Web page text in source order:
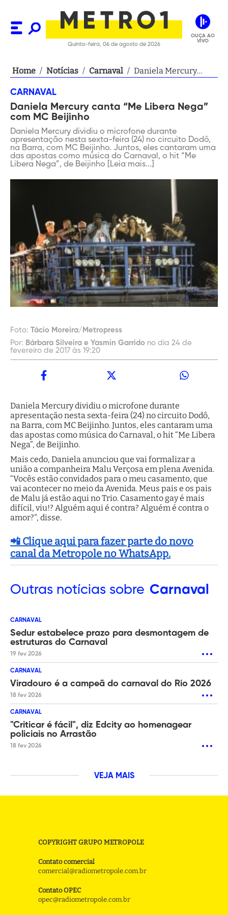
Quinta-feira, 06 de agosto de 2026
OUÇA AO
VIVO
Home / Notícias / Carnaval / Daniela Mercury
Beijinho
CARNAVAL
Daniela Mercury canta “Me Libera Nega”
com MC Beijinho
Daniela Mercury dividiu o microfone durante
apresentação nesta sexta-feira (24) no circuito Dodô,
na Barra, com MC Beijinho. Juntos, eles cantaram uma
das apostas como música do Carnaval, o hit “Me
Libera Nega”, de Beijinho [Leia mais...]
Foto: Tácio Moreira/Metropress
Por: Bárbara Silveira e Yasmin Garrido no dia 24 de
fevereiro de 2017 às 19:20
Daniela Mercury dividiu o microfone durante
apresentação nesta sexta-feira (24) no circuito Dodô,
na Barra, com MC Beijinho. Juntos, eles cantaram uma
das apostas como música do Carnaval, o hit “Me Libera
Nega”, de Beijinho.
Mais cedo, Daniela anunciou que vai formalizar a
união a companheira Malu Verçosa em plena Avenida.
“Vocês estão convidados para o meu casamento, que
vai acontecer no meio da Avenida. Meus pais e os pais
de Malu já estão aqui no Trio. Casamento gay é mais
difícil, viu!? Alguém aqui é contra? Alguém é contra o
amor?", disse.
📲 Clique aqui para fazer parte do novo
canal da Metropole no WhatsApp.
Outras notícias sobre Carnaval
CARNAVAL
Sedur estabelece prazo para desmontagem de
estruturas do Carnaval
19 fev 2026
CARNAVAL
Viradouro é a campeã do carnaval do Rio 2026
18 fev 2026
CARNAVAL
"Criticar é fácil", diz Edcity ao homenagear
policiais no Arrastão
18 fev 2026
VEJA MAIS
COPYRIGHT GRUPO METROPOLE
Contato comercial
comercial@radiometropole.com.br
Contato OPEC
opec@radiometropole.com.br